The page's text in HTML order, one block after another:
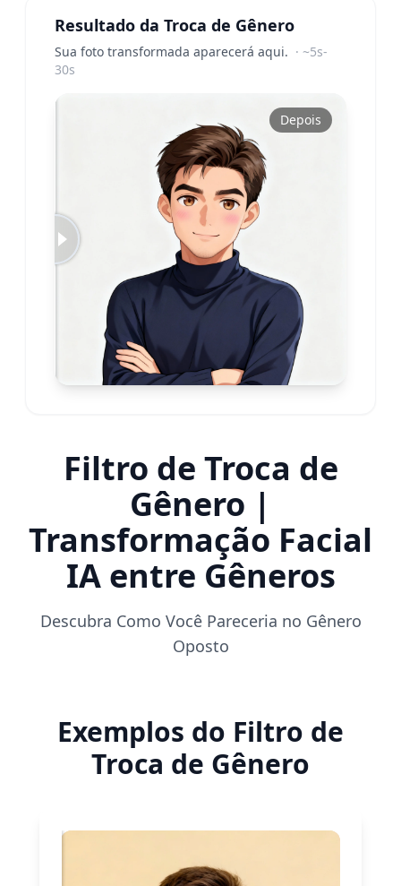
Resultado da Troca de Gênero
Sua foto transformada aparecerá aqui. · ~5s-
30s
Depois
Filtro de Troca de
Gênero |
Transformação Facial
IA entre Gêneros
Descubra Como Você Pareceria no Gênero
Oposto
Exemplos do Filtro de
Troca de Gênero